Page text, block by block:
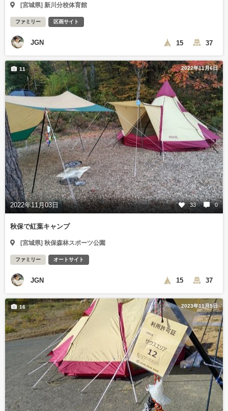
[宮城県] 新川分校体育館
ファミリー 区画サイト
JGN 15 37
2022年11月6日
2022年11月03日 33 0
11
秋保で紅葉キャンプ
[宮城県] 秋保森林スポーツ公園
ファミリー オートサイト
JGN 15 37
2023年11月5日
16